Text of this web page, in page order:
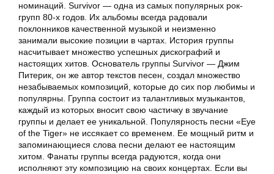
номинаций. Survivor — одна из самых популярных рок-
групп 80-х годов. Их альбомы всегда радовали
поклонников качественной музыкой и неизменно
занимали высокие позиции в чартах. История группы
насчитывает множество успешных дискографий и
настоящих хитов. Основатель группы Survivor — Джим
Питерик, он же автор текстов песен, создал множество
незабываемых композиций, которые до сих пор любимы и
популярны. Группа состоит из талантливых музыкантов,
каждый из которых вносит свою частичку в звучание
группы и делает ее уникальной. Популярность песни «Eye
of the Tiger» не иссякает со временем. Ее мощный ритм и
запоминающиеся слова песни делают ее настоящим
хитом. Фанаты группы всегда радуются, когда они
исполняют эту композицию на своих концертах. Если вы